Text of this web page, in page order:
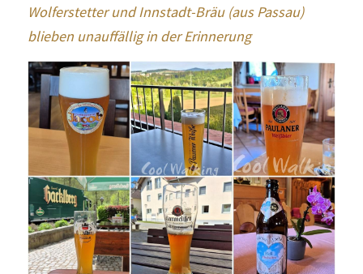
Wolferstetter und Innstadt-Bräu (aus Passau)
blieben unauffällig in der Erinnerung